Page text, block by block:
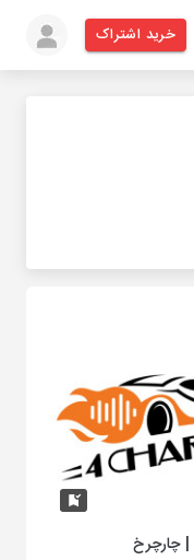
خرید اشتراک